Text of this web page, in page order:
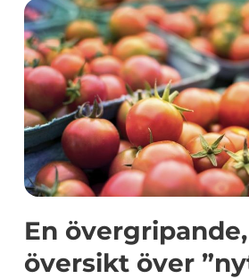
En
översikt över